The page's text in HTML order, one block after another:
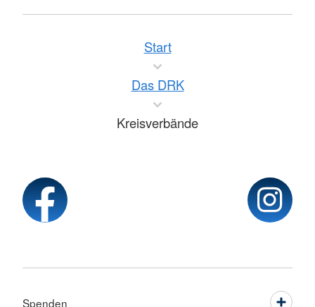
Start
Das DRK
Kreisverbände
Spenden